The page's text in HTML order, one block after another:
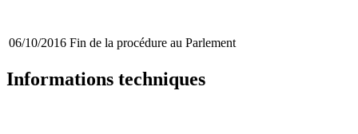
06/10/2016 Fin de la procédure au Parlement
Informations techniques